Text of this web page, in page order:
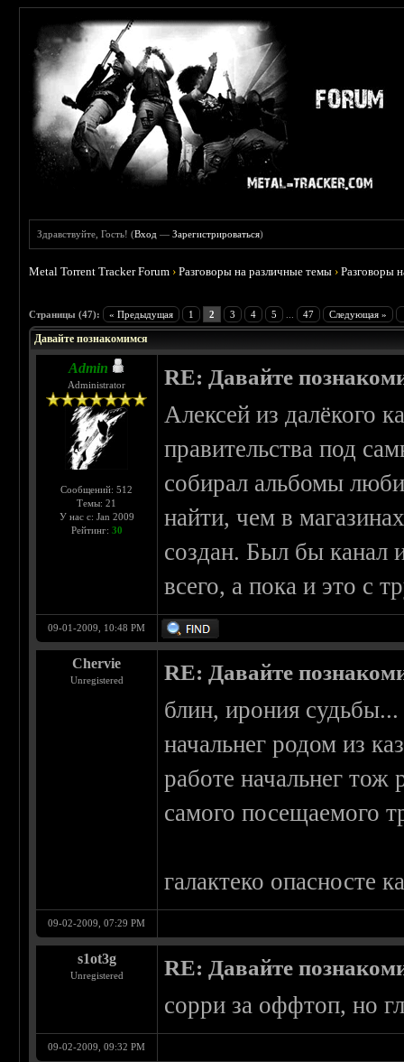
Здравствуйте, Гость! (Вход —Зарегистрироваться)
Metal Torrent Tracker Forum ›Разговоры на различные темы ›Разговоры
Страницы (47): « Предыдущая 1 2 3 4 5 47 Следующая »
Давайте познакомимся
Admin
Administrator
Сообщений: 512
Темы: 21
У нас с: Jan 2009
Рейтинг: 30
RE: Давайте
Алексей из далёкого
правительства под
собирал альбомы
найти, чем в
создан. Был бы канал
всего, а пока и это с
09-01-2009, 10:48 PM
Chervie
Unregistered RE: Давайте
блин, ирония
начальнег родом из
работе начальнег тож
самого посещаемого
галактеко опасносте
09-02-2009, 07:29 PM
s1ot3g
Unregistered RE: Давайте
сорри за оффтоп, но
09-02-2009, 09:32 PM